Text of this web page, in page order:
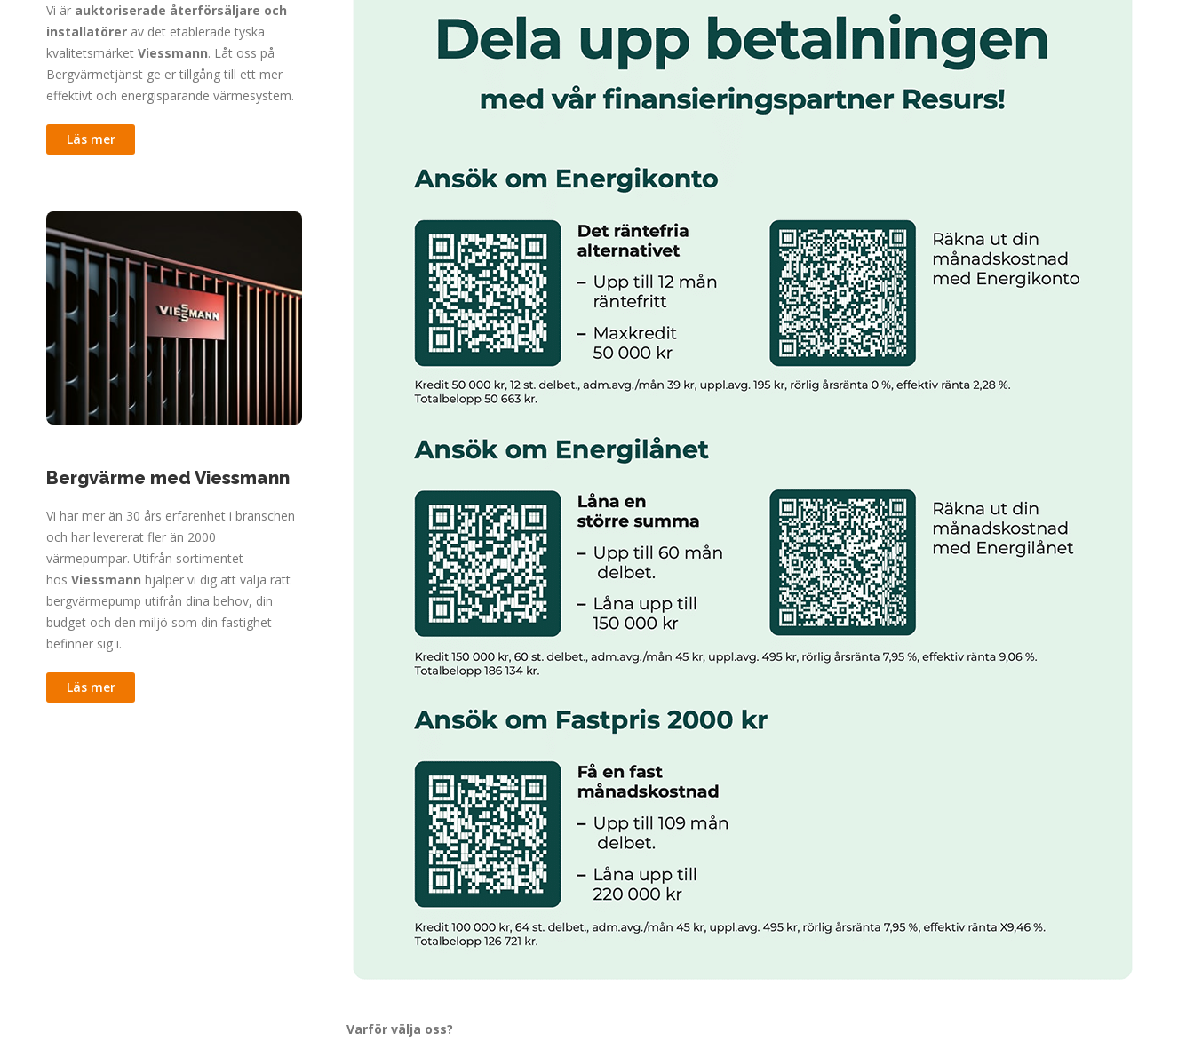
Vi är auktoriserade återförsäljare och
installatörer av det etablerade tyska
kvalitetsmärket Viessmann. Låt oss på
Bergvärmetjänst ge er tillgång till ett mer
effektivt och energisparande värmesystem.
Läs mer
Bergvärme med Viessmann
Vi har mer än 30 års erfarenhet i branschen
och har levererat fler än 2000
värmepumpar. Utifrån sortimentet
hos Viessmann hjälper vi dig att välja rätt
bergvärmepump utifrån dina behov, din
budget och den miljö som din fastighet
befinner sig i.
Läs mer
Varför välja oss?